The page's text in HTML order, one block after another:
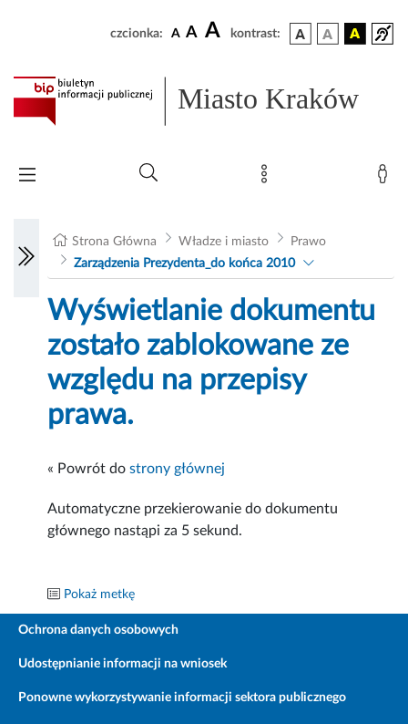
czcionka: A A A kontrast:
Miasto Kraków
Strona Główna Władze i miasto
Prawo
Zarządzenia Prezydenta_do końca 2010
Wyświetlanie dokumentu
zostało zablokowane ze
względu na przepisy
prawa.
« Powrót dostrony głównej
Automatyczne przekierowanie do dokumentu
głównego nastąpi za 5 sekund.
Pokaż metkę
Ochrona danych osobowych
Udostępnianie informacji na wniosek
Ponowne wykorzystywanie informacji sektora publicznego